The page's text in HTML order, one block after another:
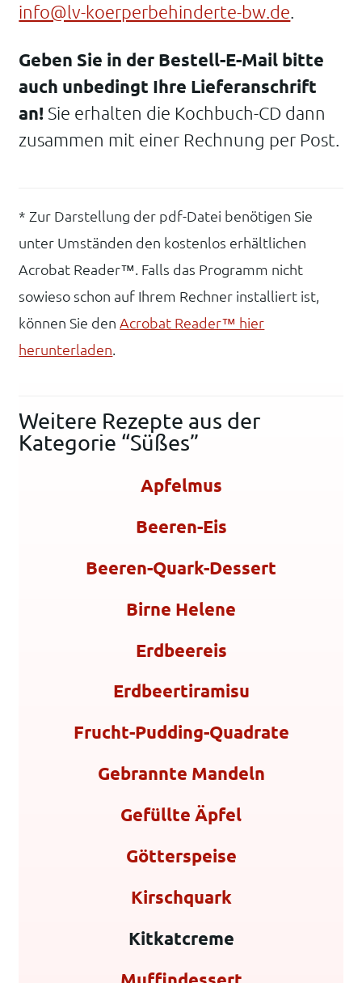
info@lv-koerperbehinderte-bw.de
Geben Sie in der Bestell-E-Mail bitte
auch unbedingt Ihre Lieferanschrift
an! Sie erhalten die Kochbuch-CD dann
zusammen mit einer Rechnung per Post.
* Zur Darstellung der pdf-Datei benötigen Sie
unter Umständen den kostenlos erhältlichen
Acrobat Reader™. Falls das Programm nicht
sowieso schon auf Ihrem Rechner installiert ist,
können Sie denAcrobat Reader™ hier
herunterladen.
Weitere Rezepte aus der
Kategorie “Süßes”
Apfelmus
Beeren-Eis
Beeren-Quark-Dessert
Birne Helene
Erdbeereis
Erdbeertiramisu
Frucht-Pudding-Quadrate
Gebrannte Mandeln
Gefüllte Äpfel
Götterspeise
Kirschquark
Kitkatcreme